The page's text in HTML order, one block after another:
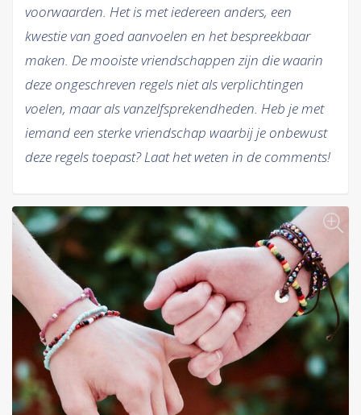
voorwaarden. Het is met iedereen anders, een
kwestie van goed aanvoelen en het bespreekbaar
maken. De mooiste vriendschappen zijn die waarin
deze ongeschreven regels niet als verplichtingen
voelen, maar als vanzelfsprekendheden. Heb je met
iemand een sterke vriendschap waarbij je onbewust
deze regels toepast? Laat het weten in de comments!